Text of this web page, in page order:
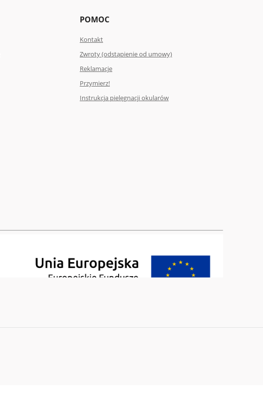
POMOC
Kontakt
Zwroty (odstąpienie od umowy)
Reklamacje
Przymierz!
Instrukcja pielęgnacji okularów